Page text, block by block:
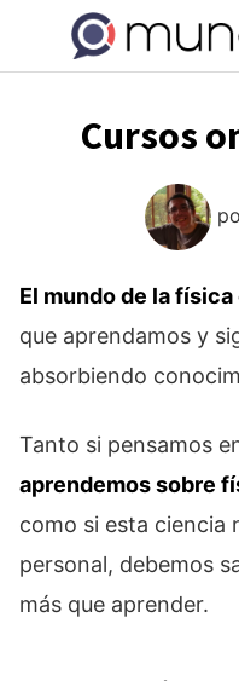
contenido
Cursos
El mundo de la
que aprendamos y
absorbiendo
Tanto si pensamos
aprendemos sobre
como si esta ciencia
personal, debemos
más que aprender.